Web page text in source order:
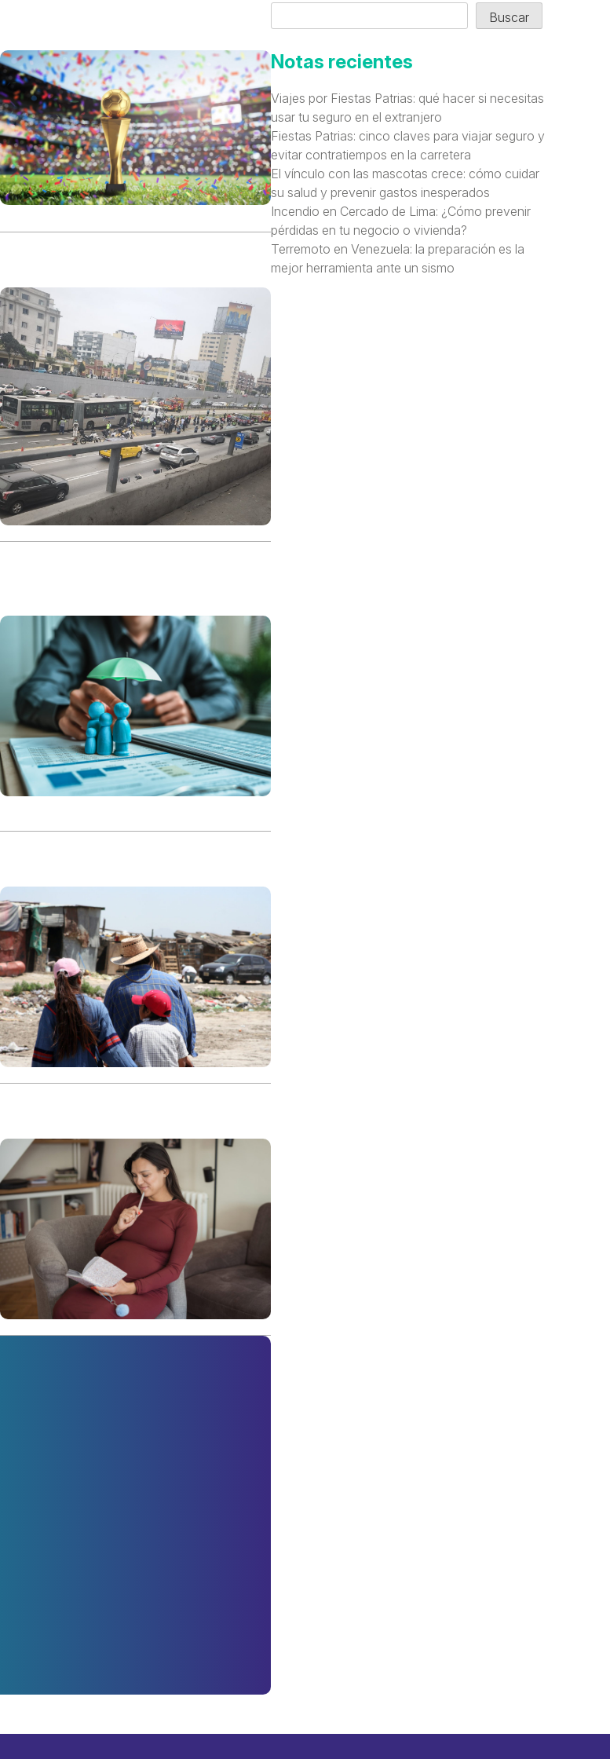
Buscar
Notas recientes
Viajes por Fiestas Patrias: qué hacer si necesitas
usar tu seguro en el extranjero
Fiestas Patrias: cinco claves para viajar seguro y
evitar contratiempos en la carretera
El vínculo con las mascotas crece: cómo cuidar
su salud y prevenir gastos inesperados
Incendio en Cercado de Lima: ¿Cómo prevenir
pérdidas en tu negocio o vivienda?
Terremoto en Venezuela: la preparación es la
mejor herramienta ante un sismo